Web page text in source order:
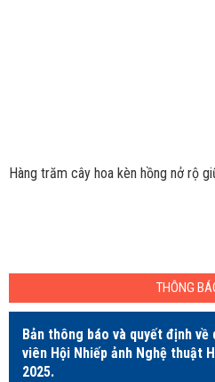
Hàng trăm cây hoa kèn hồng nở rộ
THÔNG
Bản thông báo và quyết định
viên Hội Nhiếp ảnh Nghệ thuật
2025.